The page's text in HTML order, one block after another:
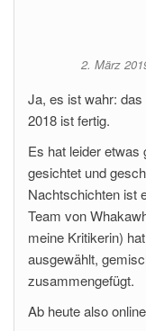
2. März
Ja, es ist wahr:
2018 ist fertig.
Es hat leider etwas
gesichtet und
Nachtschichten ist
Team von
meine Kritikerin)
ausgewählt,
zusammengefügt.
Ab heute also